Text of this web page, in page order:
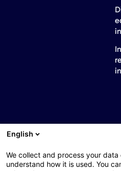
English
We collect and process your
understand how it is used. You